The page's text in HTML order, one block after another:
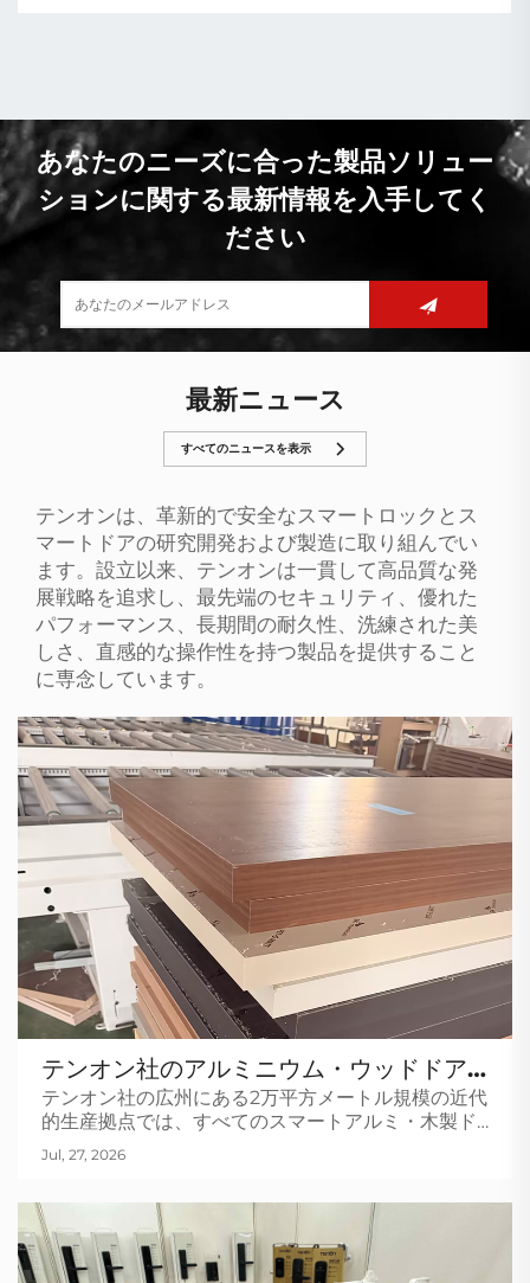
あなたのニーズに合った製品ソリュー
ションに関する最新情報を入手してく
ださい
最新ニュース
すべてのニュースを表示
テンオンは、革新的で安全なスマートロックとス
マートドアの研究開発および製造に取り組んでい
ます。設立以来、テンオンは一貫して高品質な発
展戦略を追求し、最先端のセキュリティ、優れた
パフォーマンス、長期間の耐久性、洗練された美
しさ、直感的な操作性を持つ製品を提供すること
に専念しています。
テンオン社のアルミニウム・ウッドドア
生産ライン内
テンオン社の広州にある2万平方メートル規模の近代
的生産拠点では、すべてのスマートアルミ・木製ド
アが、最先端技術と熟練した職人技を精密に組み合
わせることで製造されています。コアとなるインテ
Jul, 27, 2026